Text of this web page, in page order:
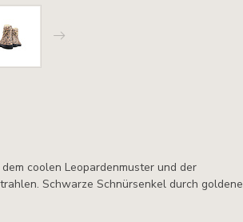
coolen Leopardenmuster und der
Schwarze Schnürsenkel durch goldene